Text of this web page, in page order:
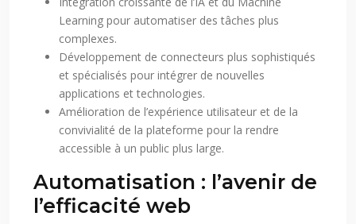
Learning pour automatiser des tâches plus
complexes.
Développement de connecteurs plus sophistiqués
et spécialisés pour intégrer de nouvelles
applications et technologies.
Amélioration de l’expérience utilisateur et de la
convivialité de la plateforme pour la rendre
accessible à un public plus large.
Automatisation : l’avenir de
l’efficacité web